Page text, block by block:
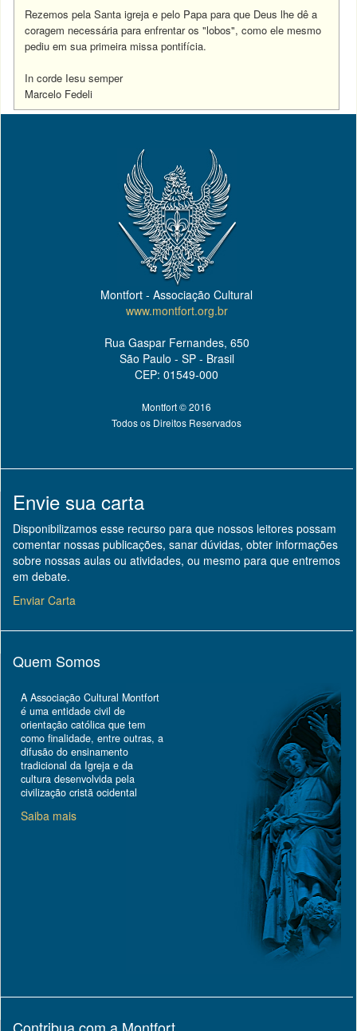
Rezemos pela Santa igreja e pelo Papa para que Deus lhe dê a
coragem necessária para enfrentar os "lobos", como ele mesmo
pediu em sua primeira missa pontifícia.
In corde Iesu semper
Marcelo Fedeli
Montfort - Associação Cultural
www.montfort.org.br
Rua Gaspar Fernandes, 650
São Paulo - SP - Brasil
CEP: 01549-000
Montfort © 2016
Todos os Direitos Reservados
Envie sua carta
Disponibilizamos esse recurso para que nossos leitores possam
comentar nossas publicações, sanar dúvidas, obter informações
sobre nossas aulas ou atividades, ou mesmo para que entremos
em debate.
Enviar Carta
Quem Somos
A Associação Cultural Montfort
é uma entidade civil de
orientação católica que tem
como finalidade, entre outras, a
difusão do ensinamento
tradicional da Igreja e da
cultura desenvolvida pela
civilização cristã ocidental
Saiba mais